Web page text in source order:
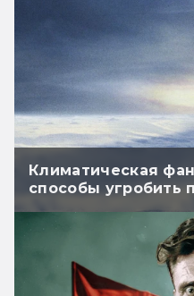
Климатическая
способы угробить